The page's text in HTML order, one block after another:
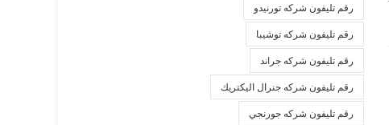
رقم تليفون شركه تورنيدو
رقم تليفون شركه توشيبا
رقم تليفون شركه جراند
رقم تليفون شركه جنرال اليكتريك
رقم تليفون شركه جورنجي